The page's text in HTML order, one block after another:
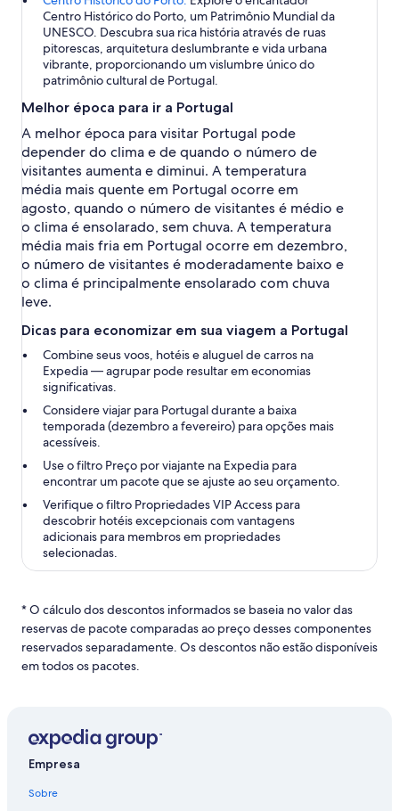
Centro Histórico do Porto, um Patrimônio Mundial da
UNESCO. Descubra sua rica história através de ruas
pitorescas, arquitetura deslumbrante e vida urbana
vibrante, proporcionando um vislumbre único do
patrimônio cultural de Portugal.
Melhor época para ir a Portugal
A melhor época para visitar Portugal pode
depender do clima e de quando o número de
visitantes aumenta e diminui. A temperatura
média mais quente em Portugal ocorre em
agosto, quando o número de visitantes é médio e
o clima é ensolarado, sem chuva. A temperatura
média mais fria em Portugal ocorre em dezembro,
o número de visitantes é moderadamente baixo e
o clima é principalmente ensolarado com chuva
leve.
Dicas para economizar em sua viagem a Portugal
Combine seus voos, hotéis e aluguel de carros na
Expedia — agrupar pode resultar em economias
significativas.
Considere viajar para Portugal durante a baixa
temporada (dezembro a fevereiro) para opções mais
acessíveis.
Use o filtro Preço por viajante na Expedia para
encontrar um pacote que se ajuste ao seu orçamento.
Verifique o filtro Propriedades VIP Access para
descobrir hotéis excepcionais com vantagens
adicionais para membros em propriedades
selecionadas.
* O cálculo dos descontos informados se baseia no valor das
reservas de pacote comparadas ao preço desses componentes
reservados separadamente. Os descontos não estão disponíveis
em todos os pacotes.
Empresa
Sobre